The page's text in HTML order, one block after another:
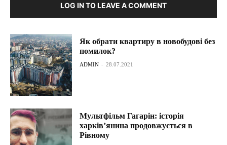
LOG IN TO LEAVE A COMMENT
Як обрати квартиру в новобудові без
помилок?
ADMIN - 28.07.2021
Мультфільм Гагарін: історія
харків’янина продовжується в
Рівному